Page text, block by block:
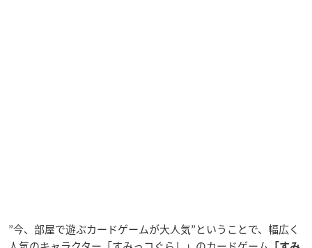
”今、部屋で遊ぶカードゲームが大人気”ということで、幅広く
「すみ